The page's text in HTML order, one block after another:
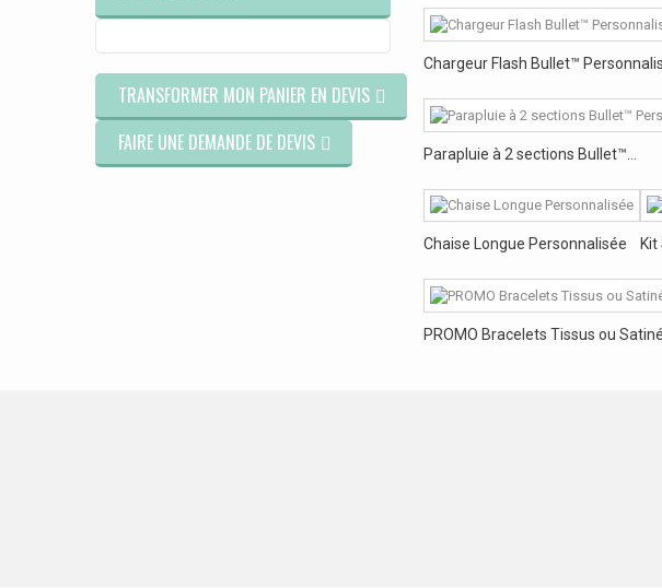
TRANSFORMER MON PANIER EN DEVIS
FAIRE UNE DEMANDE DE DEVIS
Chargeur Flash Bullet™
Parapluie à 2 sections Bullet™...
Chaise Longue Personnalisée
PROMO Bracelets Tissus ou